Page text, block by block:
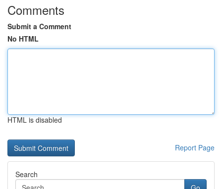
Comments
Submit a Comment
No HTML
HTML is disabled
Report Page
Search